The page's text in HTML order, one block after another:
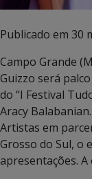
Publicado em 30
Campo Grande
Guizzo será
do “I Festival
Aracy
Artistas em
Grosso do Sul, o
apresentações. A